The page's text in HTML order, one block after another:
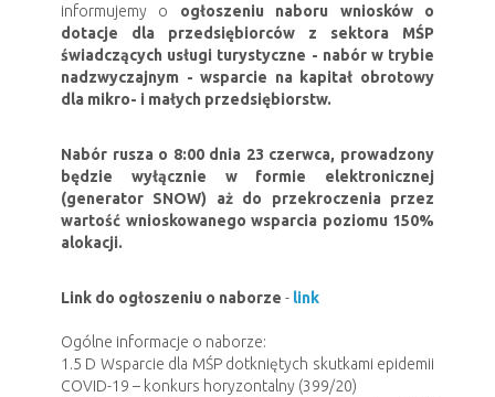
informujemy o ogłoszeniu naboru wniosków o
dotacje dla przedsiębiorców z sektora MŚP
świadczących usługi turystyczne - nabór w trybie
nadzwyczajnym - wsparcie na kapitał obrotowy
dla mikro- i małych przedsiębiorstw.
Nabór rusza o 8:00 dnia 23 czerwca, prowadzony
będzie wyłącznie w formie elektronicznej
(generator SNOW) aż do przekroczenia przez
wartość wnioskowanego wsparcia poziomu 150%
alokacji.
Link do ogłoszeniu o naborze - link
Ogólne informacje o naborze:
1.5 D Wsparcie dla MŚP dotkniętych skutkami epidemii
COVID-19 – konkurs horyzontalny (399/20)